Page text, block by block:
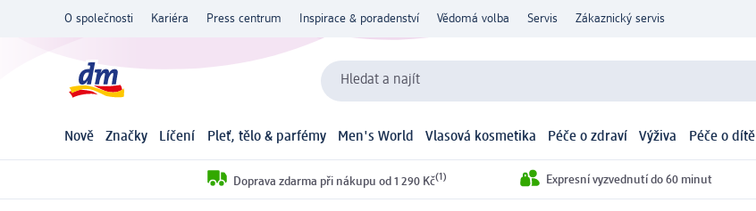
O společnosti Kariéra Press centrum Inspirace & poradenství Vědomá volba Servis Zákaznický servis
Hledat a najít
Nově Značky Líčení Pleť, tělo & parfémy Men's World Vlasová kosmetika Péče o zdraví Výživa Péče o dítě
Doprava zdarma při nákupu od 1 290 Kč(1) Expresní vyzvednutí do 60 minut